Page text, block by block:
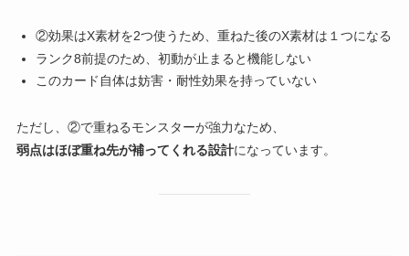
②効果はX素材を2つ使うため、重ねた後のX素材は１つになる
ランク8前提のため、初動が止まると機能しない
このカード自体は妨害・耐性効果を持っていない
ただし、②で重ねるモンスターが強力なため、
弱点はほぼ重ね先が補ってくれる設計になっています。